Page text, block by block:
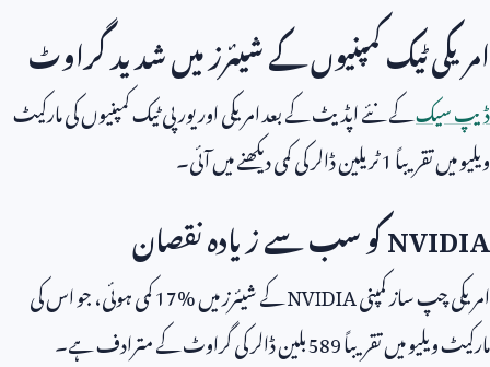
امریکی ٹیک کمپنیوں کے شیئرز میں شدید گراوٹ
ڈیپ سیککے نئے اپڈیٹ کے بعد امریکی اور یورپی ٹیک کمپنیوں کی مارکیٹ
ویلیو میں تقریباً1ٹریلین ڈالر کی کمی دیکھنے میں آئی۔
NVIDIAکو سب سے زیادہ نقصان
امریکی چپ ساز کمپنیNVIDIAکے شیئرز میں17%کمی ہوئی، جو اس کی
مارکیٹ ویلیو میں تقریباً589بلین ڈالر کی گراوٹ کے مترادف ہے۔